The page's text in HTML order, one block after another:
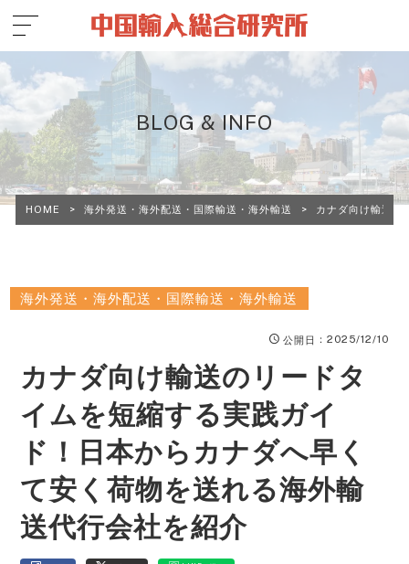
BLOG & INFO
HOME > 海外発送・海外配送・国際輸送・海外輸送 > カナダ向け輸送の
海外発送・海外配送・国際輸送・海外輸送
公開日 ：2025/12/10
カナダ向け輸送のリードタ
イムを短縮する実践ガイ
ド！日本からカナダへ早く
て安く荷物を送れる海外輸
送代行会社を紹介